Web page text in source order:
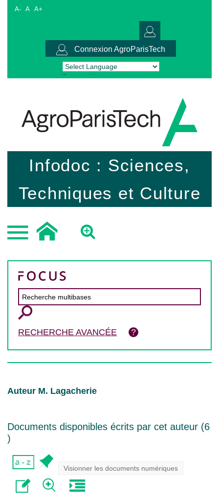
A- A A+
Connexion AgroParisTech
Powered by Translate
Infodoc : Sciences,
Techniques et Culture
RECHERCHE AVANCÉE
Auteur M. Lagacherie
Documents disponibles écrits par cet auteur (6
)
Visionner les documents numériques